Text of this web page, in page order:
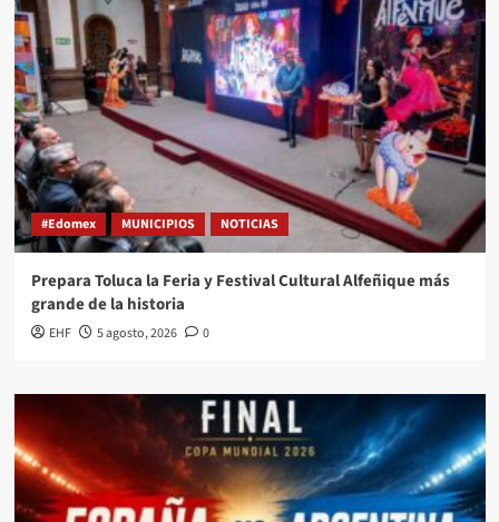
#Edomex MUNICIPIOS NOTICIAS
Prepara Toluca la Feria y Festival Cultural Alfeñique más
grande de la historia
EHF 5 agosto, 2026 0